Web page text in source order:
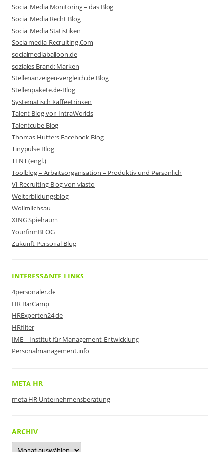
Social Media Monitoring – das Blog
Social Media Recht Blog
Social Media Statistiken
Socialmedia-Recruiting.Com
socialmediaballoon.de
soziales Brand: Marken
Stellenanzeigen-vergleich.de Blog
Stellenpakete.de-Blog
Systematisch Kaffeetrinken
Talent Blog von IntraWorlds
Talentcube Blog
Thomas Hutters Facebook Blog
Tinypulse Blog
TLNT (engl.)
Toolblog – Arbeitsorganisation – Produktiv und Persönlich
Vi-Recruiting Blog von viasto
Weiterbildungsblog
Wollmilchsau
XING Spielraum
YourfirmBLOG
Zukunft Personal Blog
INTERESSANTE LINKS
4personaler.de
HR BarCamp
HRExperten24.de
HRfilter
IME – Institut für Management-Entwicklung
Personalmanagement.info
META HR
meta HR Unternehmensberatung
ARCHIV
Archiv